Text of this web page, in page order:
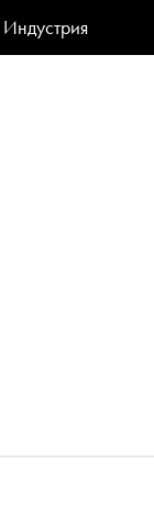
Индустрия